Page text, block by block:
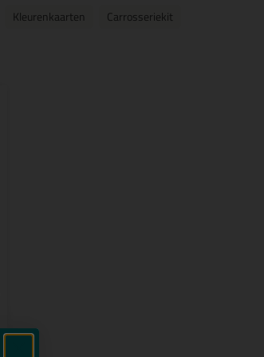
Kleurenkaarten
Carrosseriekit